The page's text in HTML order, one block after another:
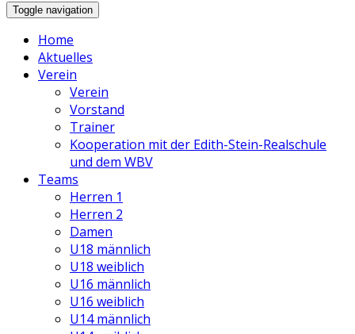
Toggle navigation
Home
Aktuelles
Verein
Verein
Vorstand
Trainer
Kooperation mit der Edith-Stein-Realschule
und dem WBV
Teams
Herren 1
Herren 2
Damen
U18 männlich
U18 weiblich
U16 männlich
U16 weiblich
U14 männlich